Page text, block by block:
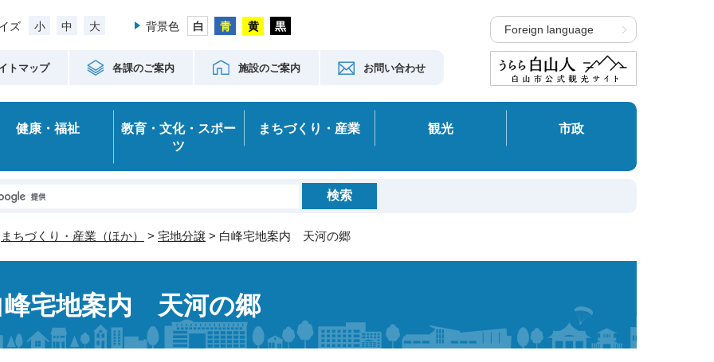
ズ 小 中 大 背景色
トマップ 各課のご案内 施設のご案内 お問い合わせ
Foreign language
健康・福祉
教育・文化・スポー
ツ
まちづくり・産業 観光 市政
まちづくり・産業（ほか） > 宅地分譲 > 白峰宅地案内 天河の郷
峰宅地案内 天河の郷